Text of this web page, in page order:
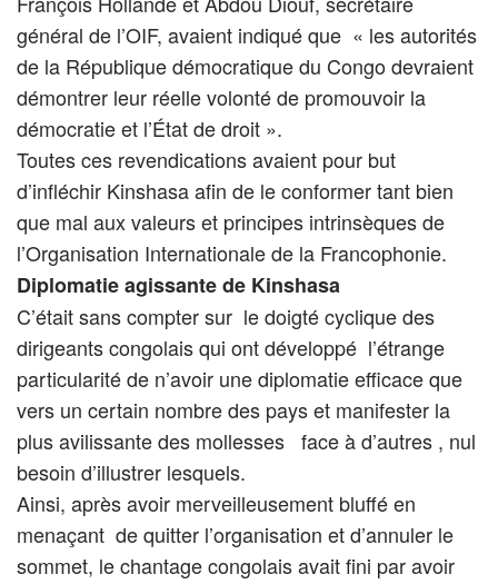
général de l’OIF, avaient indiqué que « les autorités
de la République démocratique du Congo devraient
démontrer leur réelle volonté de promouvoir la
démocratie et l’État de droit ».
Toutes ces revendications avaient pour but
d’infléchir Kinshasa afin de le conformer tant bien
que mal aux valeurs et principes intrinsèques de
l’Organisation Internationale de la Francophonie.
Diplomatie agissante de Kinshasa
C’était sans compter sur le doigté cyclique des
dirigeants congolais qui ont développé l’étrange
particularité de n’avoir une diplomatie efficace que
vers un certain nombre des pays et manifester la
plus avilissante des mollesses face à d’autres , nul
besoin d’illustrer lesquels.
Ainsi, après avoir merveilleusement bluffé en
menaçant de quitter l’organisation et d’annuler le
sommet, le chantage congolais avait fini par avoir